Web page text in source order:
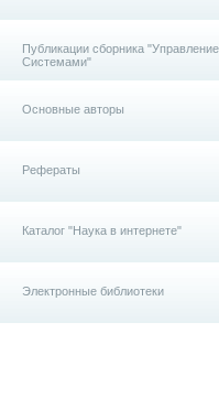
Публикации сборника
Системами"
Основные авторы
Рефераты
Каталог "Наука в интернете"
Электронные библиотеки